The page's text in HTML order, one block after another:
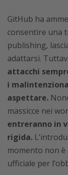
GitHub ha
consentire una
publishing,
adattarsi.
attacchi
i
aspettare.
massicce nei
entreranno in
rigida.
momento non
ufficiale per